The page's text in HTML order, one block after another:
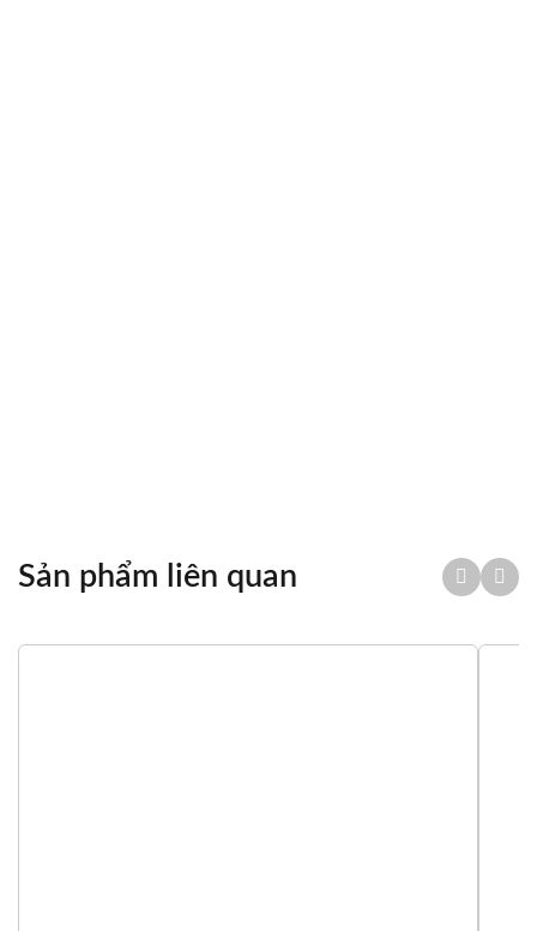
Tổng quan Thông số kỹ thuật
Sản phẩm liên quan